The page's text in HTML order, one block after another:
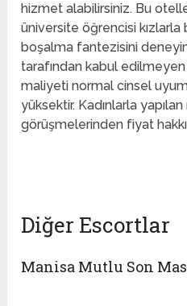
hizmet alabilirsiniz. Bu
üniversite öğrencisi
boşalma fantezisini
tarafından kabul
maliyeti normal cinsel
yüksektir. Kadınlarla
görüşmelerinden fiyat
Diğer Escortlar
Manisa Mutlu Son